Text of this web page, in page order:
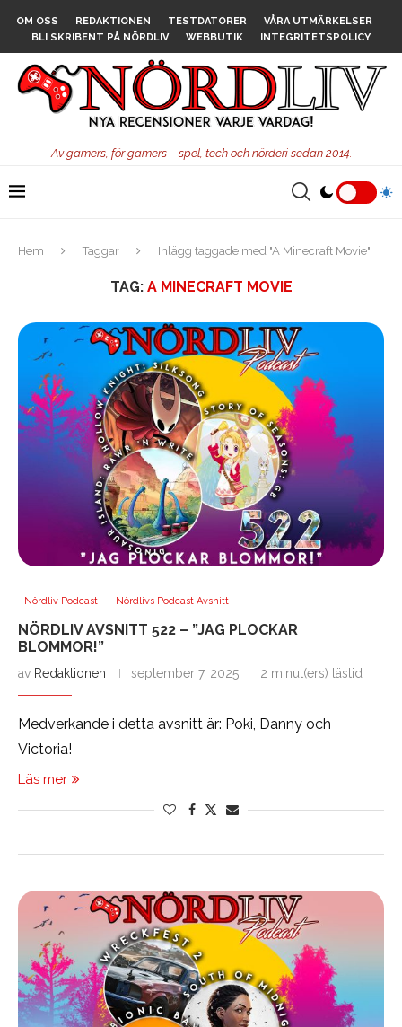
OM OSS REDAKTIONEN TESTDATORER
VÅRA UTMÄRKELSER
BLI SKRIBENT PÅ NÖRDLIV
WEBBUTIK INTEGRITETSPOLICY
Av gamers, för gamers – spel, tech och nörderi sedan 2014.
Hem Taggar Inlägg taggade med "A Minecraft Movie"
TAG: A MINECRAFT MOVIE
Nördliv Podcast Nördlivs Podcast Avsnitt
NÖRDLIV AVSNITT 522 – ”JAG PLOCKAR
BLOMMOR!”
av Redaktionen september 7, 2025 2 minut(ers) lästid
Medverkande i detta avsnitt är: Poki, Danny och
Victoria!
Läs mer